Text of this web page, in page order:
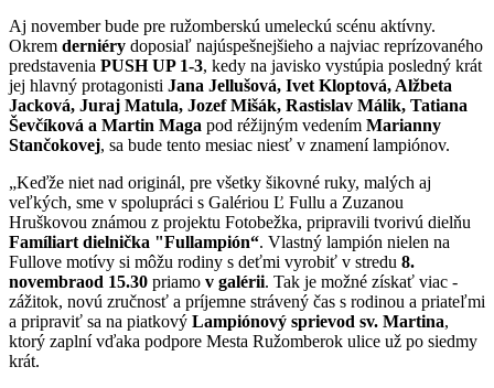
Aj november bude pre ružomberskú umeleckú scénu aktívny.
Okrem derniéry doposiaľ najúspešnejšieho a najviac reprízovaného
predstavenia PUSH UP 1-3, kedy na javisko vystúpia posledný krát
jej hlavný protagonisti Jana Jellušová, Ivet Kloptová, Alžbeta
Jacková, Juraj Matula, Jozef Mišák, Rastislav Málik, Tatiana
Ševčíková a Martin Maga pod réžijným vedením Marianny
Stančokovej, sa bude tento mesiac niesť v znamení lampiónov.
„Keďže niet nad originál, pre všetky šikovné ruky, malých aj
veľkých, sme v spolupráci s Galériou Ľ Fullu a Zuzanou
Hruškovou známou z projektu Fotobežka, pripravili tvorivú dielňu
Famíliart dielnička "Fullampión“. Vlastný lampión nielen na
Fullove motívy si môžu rodiny s deťmi vyrobiť v stredu 8.
novembraod 15.30 priamo v galérii. Tak je možné získať viac -
zážitok, novú zručnosť a príjemne strávený čas s rodinou a priateľmi
a pripraviť sa na piatkový Lampiónový sprievod sv. Martina,
ktorý zaplní vďaka podpore Mesta Ružomberok ulice už po siedmy
krát.